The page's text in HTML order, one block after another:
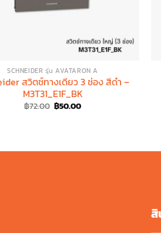
SCHNEIDER รุ่น AVATARON A
สวิตช์ทางเดียว 3 ช่อง สีดำ –
M3T31_E1F_BK
฿72.00 Original
price
฿50.00Current
สิ